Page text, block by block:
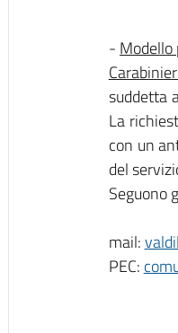
-
suddetta
La
con un
del
Seguono
mail:
PEC: